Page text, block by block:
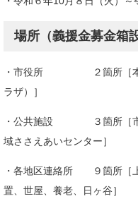
場所（義援金募金箱
・市役所 ２箇所［本庁
ラザ）］
・公共施設 ３箇所［市民
域ささえあいセンター］
・各地区連絡所 ９箇所［
置、世屋、養老、日ヶ谷］